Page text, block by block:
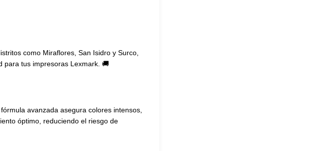
como Miraflores, San Isidro y Surco,
para tus impresoras Lexmark. 🚚
avanzada asegura colores intensos,
óptimo, reduciendo el riesgo de